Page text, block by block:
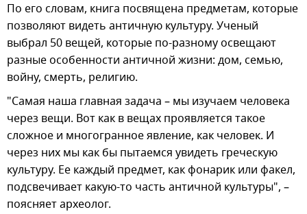
По его словам, книга посвящена предметам, которые
позволяют видеть античную культуру. Ученый
выбрал 50 вещей, которые по-разному освещают
разные особенности античной жизни: дом, семью,
войну, смерть, религию.
"Самая наша главная задача – мы изучаем человека
через вещи. Вот как в вещах проявляется такое
сложное и многогранное явление, как человек. И
через них мы как бы пытаемся увидеть греческую
культуру. Ее каждый предмет, как фонарик или факел,
подсвечивает какую-то часть античной культуры", –
поясняет археолог.